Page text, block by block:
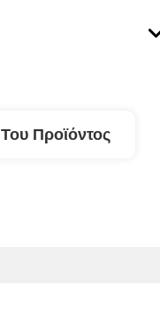
Προϊόντος